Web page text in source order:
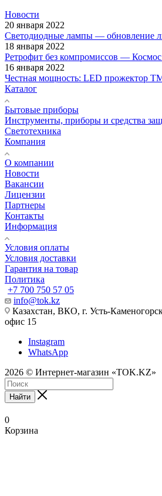
Новости
20 января 2022
Светодиодные лампы — обновление
18 января 2022
Ретрофит без компромиссов —
16 января 2022
Честная мощность: LED прожектор
Каталог
Бытовые приборы
Инструменты, приборы и средства
Светотехника
Компания
О компании
Новости
Вакансии
Лицензии
Партнеры
Контакты
Информация
Условия оплаты
Условия доставки
Гарантия на товар
Политика
+7 700 750 57 05
info@tok.kz
Казахстан, ВКО, г. Усть-
офис 15
Instagram
WhatsApp
2026 © Интернет-магазин «TOK.KZ»
Найти
0
Корзина